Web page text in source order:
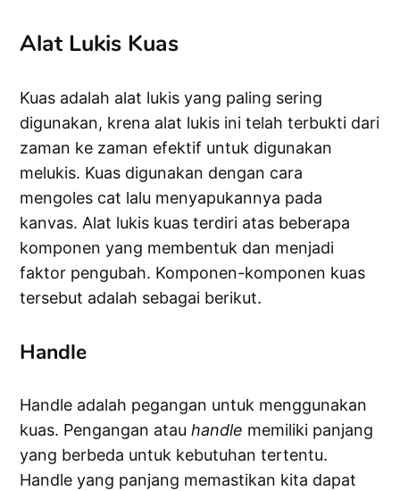
Alat Lukis Kuas
Kuas adalah alat lukis yang paling sering
digunakan, krena alat lukis ini telah terbukti dari
zaman ke zaman efektif untuk digunakan
melukis. Kuas digunakan dengan cara
mengoles cat lalu menyapukannya pada
kanvas. Alat lukis kuas terdiri atas beberapa
komponen yang membentuk dan menjadi
faktor pengubah. Komponen-komponen kuas
tersebut adalah sebagai berikut.
Handle
Handle adalah pegangan untuk menggunakan
kuas. Pengangan atauhandle memiliki panjang
yang berbeda untuk kebutuhan tertentu.
Handle yang panjang memastikan kita dapat